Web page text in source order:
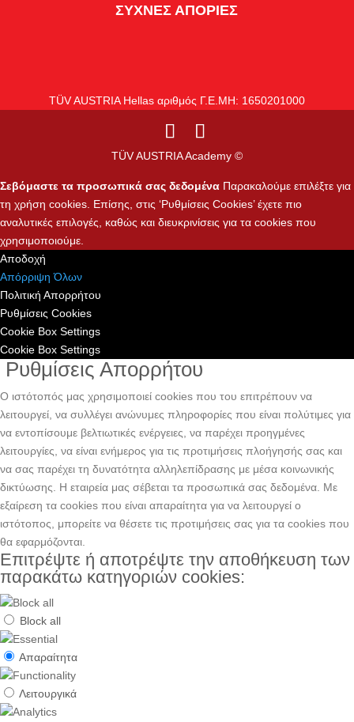
ΣΥΧΝΕΣ ΑΠΟΡΙΕΣ
TÜV AUSTRIA Hellas αριθμός Γ.Ε.ΜΗ: 1650201000
TÜV AUSTRIA Academy ©
Σεβόμαστε τα προσωπικά σας δεδομένα Παρακαλούμε επιλέξτε για
τη χρήση cookies. Επίσης, στις ‘Ρυθμίσεις Cookies’ έχετε πιο
αναλυτικές επιλογές, καθώς και διευκρινίσεις για τα cookies που
χρησιμοποιούμε.
Αποδοχή
Απόρριψη Όλων
Πολιτική Απορρήτου
Ρυθμίσεις Cookies
Cookie Box Settings
Cookie Box Settings
Ρυθμίσεις Απορρήτου
Ο ιστότοπός μας χρησιμοποιεί cookies που του επιτρέπουν να
λειτουργεί, να συλλέγει ανώνυμες πληροφορίες που είναι πολύτιμες για
να εντοπίσουμε βελτιωτικές ενέργειες, να παρέχει προηγμένες
λειτουργίες, να είναι ενήμερος για τις προτιμήσεις πλοήγησής σας και
να σας παρέχει τη δυνατότητα αλληλεπίδρασης με μέσα κοινωνικής
δικτύωσης. H εταιρεία μας σέβεται τα προσωπικά σας δεδομένα. Με
εξαίρεση τα cookies που είναι απαραίτητα για να λειτουργεί ο
ιστότοπος, μπορείτε να θέσετε τις προτιμήσεις σας για τα cookies που
θα εφαρμόζονται.
Επιτρέψτε ή αποτρέψτε την αποθήκευση των
παρακάτω κατηγοριών cookies:
Block all
Απαραίτητα
Λειτουργικά